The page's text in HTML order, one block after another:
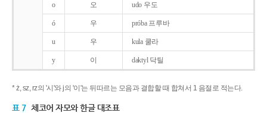
o 오 udo 우도
ó 우 próba 프루바
u 우 kula 쿨라
y 이 daktyl 닥틸
* ż, sz, rz의 '시'와 j의 '이'는 뒤따르는 모음과 결합할 때 합쳐서 1 음절로 적는다.
표 7 체코어 자모와 한글 대조표